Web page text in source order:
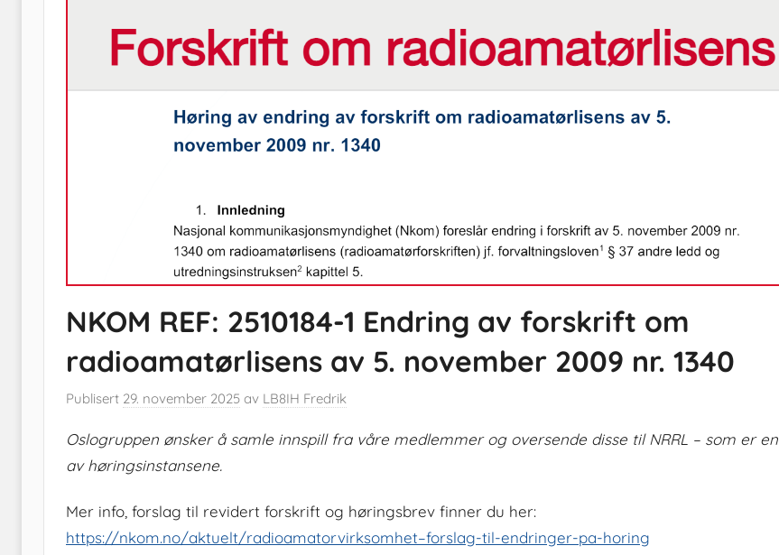
NKOM REF: 2510184-1 Endring av forskrift om
radioamatørlisens av 5. november 2009 nr. 1340
Publisert 29. november 2025 av LB8IH Fredrik
Oslogruppen ønsker å samle innspill fra våre medlemmer og oversende disse til NRRL – som er en
av høringsinstansene.
Mer info, forslag til revidert forskrift og høringsbrev finner du her:
https://nkom.no/aktuelt/radioamatorvirksomhet–forslag-til-endringer-pa-horing